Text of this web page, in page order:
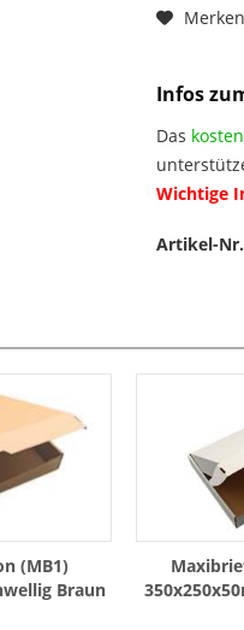
Merken
Infos
Das
Wichtige
Artikel-
(MB1)
Braun